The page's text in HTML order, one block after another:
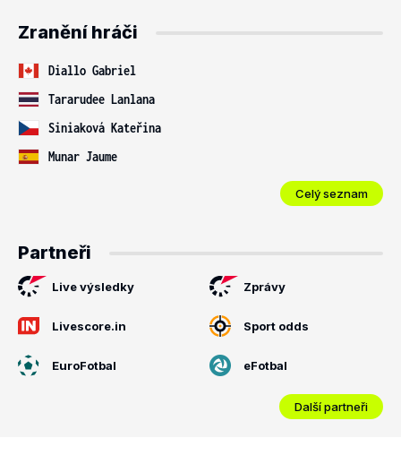
Zranění hráči
Diallo Gabriel
Tararudee Lanlana
Siniaková Kateřina
Munar Jaume
Celý seznam
Partneři
Live výsledky Zprávy
Livescore.in Sport odds
EuroFotbal eFotbal
Další partneři